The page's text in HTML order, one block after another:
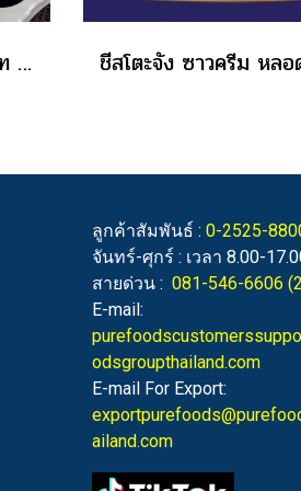
น้ำยำสำเร็จรูป ตราเพียวไท ขนาด 850 กรัม ราคาส่ง
ลูกค้าสัมพันธ์ : 0-2525-
จันทร์-ศุกร์ : เวลา 8.00-
สายด่วน : 081-546-6606
E-mail:
odsgroupthailand.com
E-mail For Export:
ailand.com